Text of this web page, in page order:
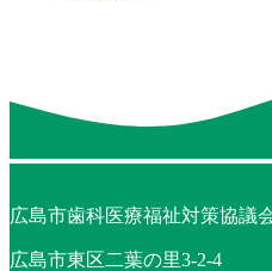
広島市歯科医療福祉対策協議
広島市東区二葉の里3-2-4